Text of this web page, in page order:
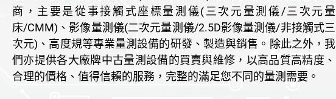
商，主要是從事接觸式座標量測儀(三次元量測儀/三次元量
床/CMM)、影像量測儀(二次元量測儀/2.5D影像量測儀/非接觸式三
次元)、高度規等專業量測設備的研發、製造與銷售。除此之外，我
們亦提供各大廠牌中古量測設備的買賣與維修，以高品質高精度、
合理的價格、值得信賴的服務，完整的滿足您不同的量測需要。